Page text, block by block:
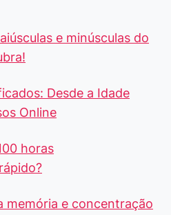
e minúsculas do
Desde a Idade
Online
horas
memória e concentração